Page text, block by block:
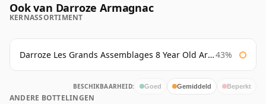
Ook van Darroze Armagnac
KERNASSORTIMENT
Darroze Les Grands Assemblages 8 Year Old Armagnac 43%
BESCHIKBAARHEID: Goed Gemiddeld Beperkt
ANDERE BOTTELINGEN